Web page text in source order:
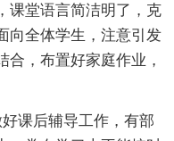
课堂语言简洁明了，克
向全体学生，注意引发
，布置好家庭作业，
课后辅导工作，有部